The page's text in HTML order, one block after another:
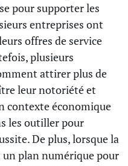
pour supporter les
entreprises ont
offres de service
plusieurs
attirer plus de
leur notoriété et
contexte économique
les outiller pour
De plus, lorsque la
un plan numérique pour